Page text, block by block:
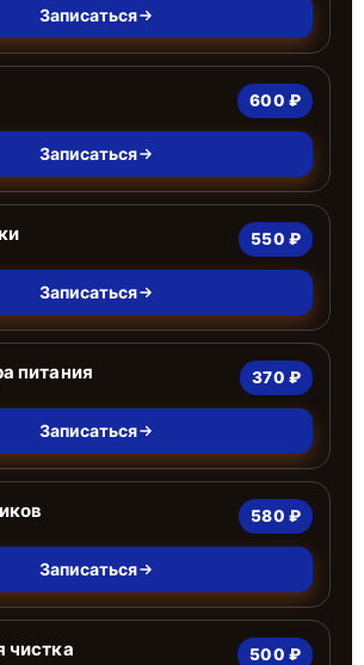
Записаться
600 ₽
Записаться
550 ₽
Записаться
питания 370 ₽
Записаться
580 ₽
Записаться
чистка 500 ₽